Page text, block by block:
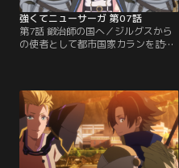
強くてニューサーガ 第07話
第7話 鍛治師の国へ／ジルグスから
の使者として都市国家カランを訪れ
うとするも、疫病で面会謝絶の状態
にあると断られてしまう。その頃、
別行動をしていたセランは、路地裏
でゴウが悪党に絡まれているところ
に遭遇する。ゴウを助けたセランは
家まで送ることになる。